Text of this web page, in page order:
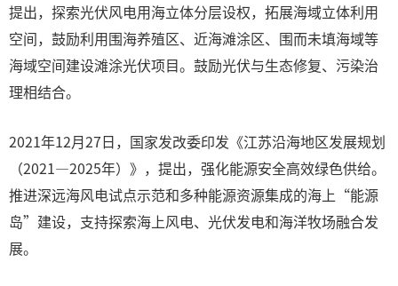
提出，探索光伏风电用海立体分层设权，拓展海域立体利用
空间，鼓励利用围海养殖区、近海滩涂区、围而未填海域等
海域空间建设滩涂光伏项目。鼓励光伏与生态修复、污染治
理相结合。
2021年12月27日，国家发改委印发《江苏沿海地区发展规划
（2021—2025年）》，提出，强化能源安全高效绿色供给。
推进深远海风电试点示范和多种能源资源集成的海上“能源
岛”建设，支持探索海上风电、光伏发电和海洋牧场融合发
展。